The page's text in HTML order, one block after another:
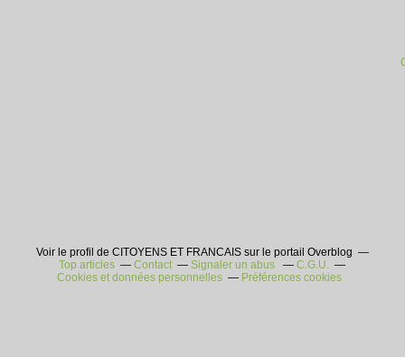
Voir le profil de CITOYENS ET FRANCAIS sur le portail Overblog
Top articles
Contact Signaler un abus
C.G.U.
Cookies et données personnelles
Préférences cookies